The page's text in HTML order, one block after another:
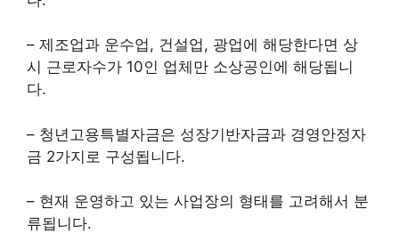
– 제조업과 운수업, 건설업, 광업에 해당한다면 상
시 근로자수가 10인 업체만 소상공인에 해당됩니
다.
– 청년고용특별자금은 성장기반자금과 경영안정자
금 2가지로 구성됩니다.
– 현재 운영하고 있는 사업장의 형태를 고려해서 분
류됩니다.